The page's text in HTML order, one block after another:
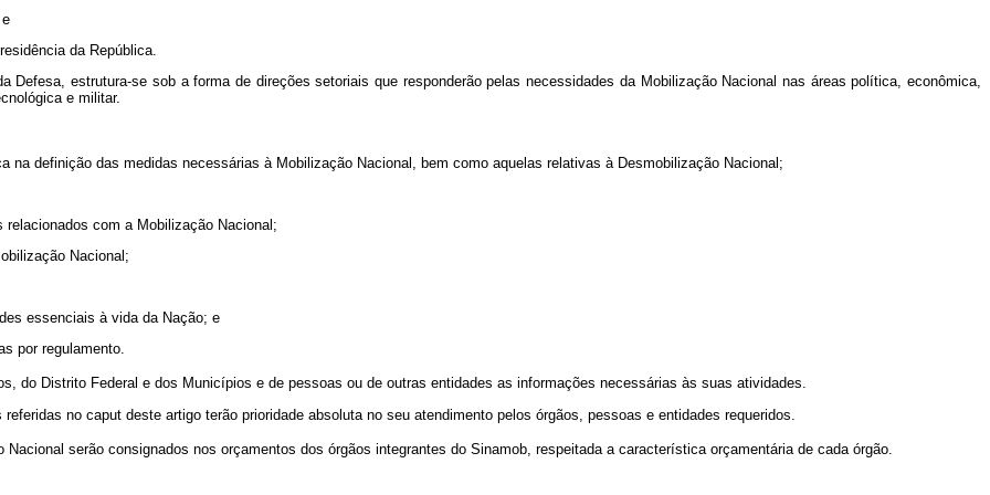
da República.
estrutura-se sob a forma de direções setoriais que responderão pelas necessidades da Mobilização Nacional nas áreas política, econômica,
e militar.
na definição das medidas necessárias à Mobilização Nacional, bem como aquelas relativas à Desmobilização Nacional;
com a Mobilização Nacional;
Nacional;
essenciais à vida da Nação; e
por regulamento.
do Distrito Federal e dos Municípios e de pessoas ou de outras entidades as informações necessárias às suas atividades.
referidas no caput deste artigo terão prioridade absoluta no seu atendimento pelos órgãos, pessoas e entidades requeridos.
serão consignados nos orçamentos dos órgãos integrantes do Sinamob, respeitada a característica orçamentária de cada órgão.